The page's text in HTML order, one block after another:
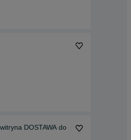
DOSTAWA do